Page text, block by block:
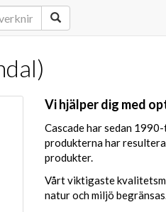
Vi hjälper dig med
Cascade har sedan
produkterna har
produkter.
Vårt viktigaste
natur och miljö begränsas.